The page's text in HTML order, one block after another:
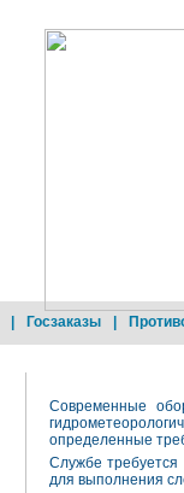
Госзаказы
Современные
определенные
Службе
для выполнения